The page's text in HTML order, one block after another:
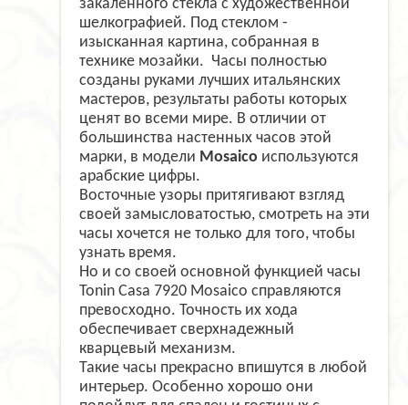
закаленного стекла с художественной
шелкографией. Под стеклом -
изысканная картина, собранная в
технике мозайки. Часы полностью
созданы руками лучших итальянских
мастеров, результаты работы которых
ценят во всеми мире. В отличии от
большинства настенных часов этой
марки, в модели Mosaico используются
арабские цифры.
Восточные узоры притягивают взгляд
своей замысловатостью, смотреть на эти
часы хочется не только для того, чтобы
узнать время.
Но и со своей основной функцией часы
Tonin Casa 7920 Mosaico справляются
превосходно. Точность их хода
обеспечивает сверхнадежный
кварцевый механизм.
Такие часы прекрасно впишутся в любой
интерьер. Особенно хорошо они